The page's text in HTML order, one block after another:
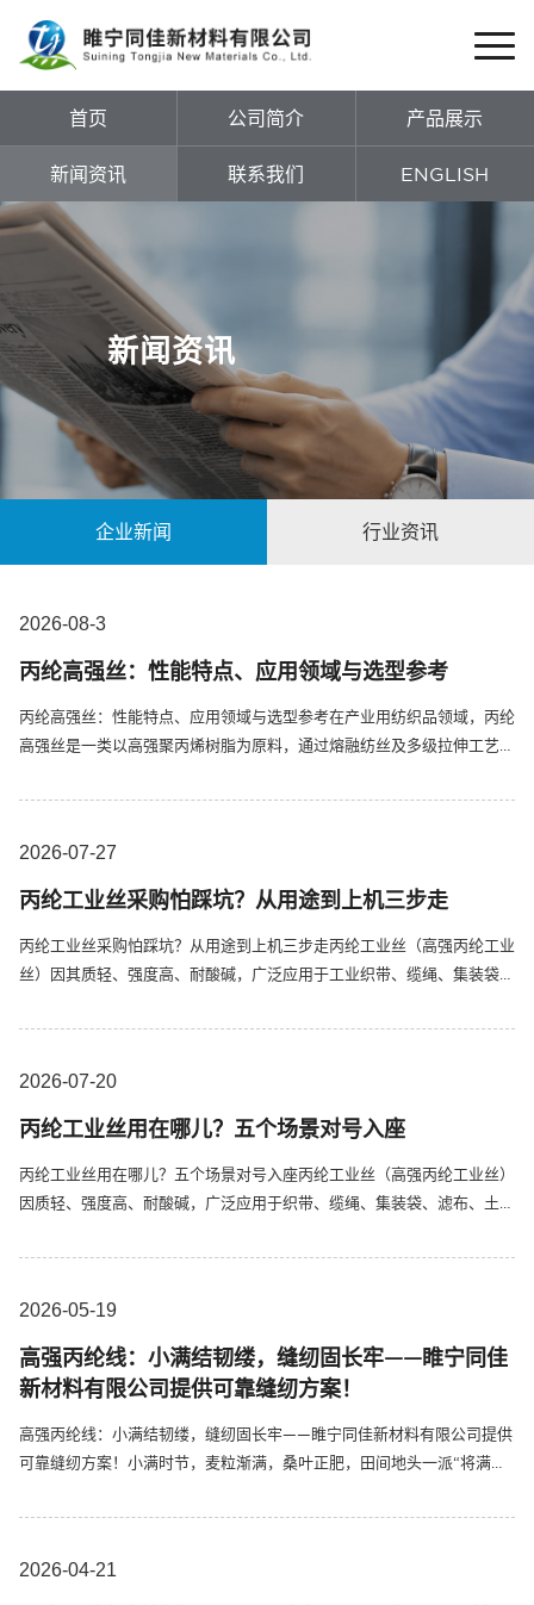
首页 公司简介 产品展示
新闻资讯 联系我们 ENGLISH
新闻资讯
企业新闻 行业资讯
3
2026-08
丙纶高强丝：性能特点、应用领域与选型参考
丙纶高强丝：性能特点、应用领域与选型参考在产业用纺织品领域，丙纶
高强丝是一类以高强聚丙烯树脂为原料，通过熔融纺丝及多级拉伸工艺制
比强度，在轻量化需求明确的工业场景中提供了具有实用价值的技术方
定。...
27
2026-07
丙纶工业丝采购怕踩坑？从用途到上机三步走
丙纶工业丝采购怕踩坑？从用途到上机三步走丙纶工业丝（高强丙纶工业
丝）因其质轻、强度高、耐酸碱，广泛应用于工业织带、缆绳、集装袋、
合您用途的规格？下面用三个步骤帮您理清采购思路。第一步：明确用
格，...
20
2026-07
丙纶工业丝用在哪儿？五个场景对号入座
丙纶工业丝用在哪儿？五个场景对号入座丙纶工业丝（高强丙纶工业丝）
因质轻、强度高、耐酸碱，广泛应用于织带、缆绳、集装袋、滤布、土工
有侧重。下面按常见应用场景帮您对号入座。场景一：工业织带与安全带
软...
19
2026-05
高强丙纶线：小满结韧缕，缝纫固长牢——睢宁同佳
新材料有限公司提供可靠缝纫方案！
高强丙纶线：小满结韧缕，缝纫固长牢——睢宁同佳新材料有限公司提供
可靠缝纫方案！小满时节，麦粒渐满，桑叶正肥，田间地头一派“将满未
缝纫线材。睢宁同佳新材料有限公司生产的高强丙纶线，为工业包装、农
质...
21
2026-04